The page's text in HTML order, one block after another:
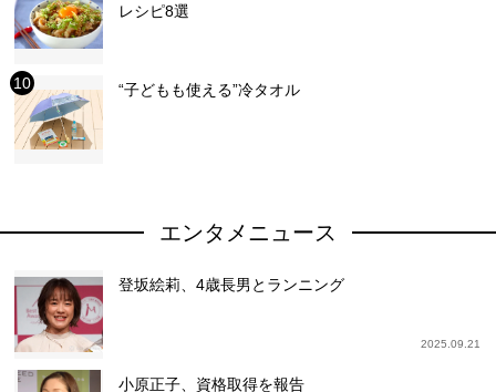
レシピ8選
“子どもも使える”冷タオル
エンタメニュース
登坂絵莉、4歳長男とランニング
2025.09.21
小原正子、資格取得を報告